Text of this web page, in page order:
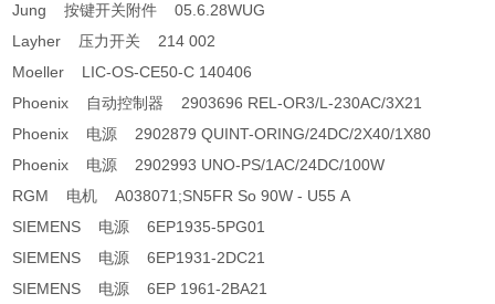
Jung 按键开关附件 05.6.28WUG
Layher 压力开关 214 002
Moeller LIC-OS-CE50-C 140406
Phoenix 自动控制器 2903696 REL-OR3/L-230AC/3X21
Phoenix 电源 2902879 QUINT-ORING/24DC/2X40/1X80
Phoenix 电源 2902993 UNO-PS/1AC/24DC/100W
RGM 电机 A038071;SN5FR So 90W - U55 A
SIEMENS 电源 6EP1935-5PG01
SIEMENS 电源 6EP1931-2DC21
SIEMENS 电源 6EP 1961-2BA21